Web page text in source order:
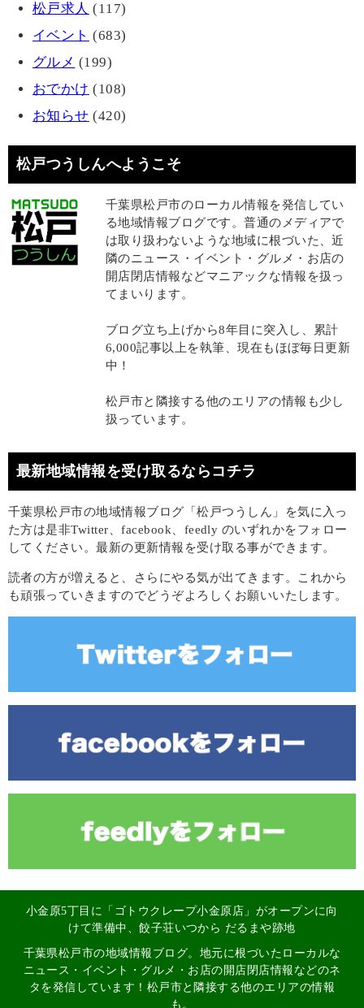
松戸求人 (117)
イベント (683)
グルメ (199)
おでかけ (108)
お知らせ (420)
松戸つうしんへようこそ
千葉県松戸市のローカル情報を発信してい
る地域情報ブログです。普通のメディアで
は取り扱わないような地域に根づいた、近
隣のニュース・イベント・グルメ・お店の
開店閉店情報などマニアックな情報を扱っ
てまいります。
ブログ立ち上げから8年目に突入し、累計
6,000記事以上を執筆、現在もほぼ毎日更新
中！
松戸市と隣接する他のエリアの情報も少し
扱っています。
最新地域情報を受け取るならコチラ
千葉県松戸市の地域情報ブログ「松戸つうしん」を気に入っ
た方は是非Twitter、facebook、feedly のいずれかをフォロー
してください。最新の更新情報を受け取る事ができます。
読者の方が増えると、さらにやる気が出てきます。これから
も頑張っていきますのでどうぞよろしくお願いいたします。
小金原5丁目に「ゴトウクレープ小金原店」がオープンに向
けて準備中、餃子荘いつから だるまや跡地
千葉県松戸市の地域情報ブログ。地元に根づいたローカルな
ニュース・イベント・グルメ・お店の開店閉店情報などのネ
タを発信しています！松戸市と隣接する他のエリアの情報
も。